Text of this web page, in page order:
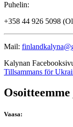
Puhelin:
+358 44 926 5098
Mail:
Kalynan
Tillsammans för
Vaasa: